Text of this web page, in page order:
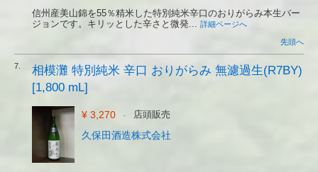
信州産美山錦を55％精米した特別純米辛口のおりがらみ本生バー
ジョンです。キリッとした辛さと微発... 詳細ページへ
先頭へ
7.
相模灘 特別純米 辛口 おりがらみ 無濾過生(R7BY)
[1,800 mL]
¥ 3,270 - 店頭販売
久保田酒造株式会社